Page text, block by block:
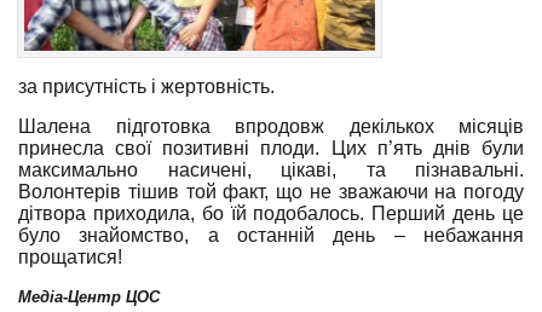
за присутність і жертовність.
Шалена підготовка впродовж декількох місяців
принесла свої позитивні плоди. Цих п’ять днів були
максимально насичені, цікаві, та пізнавальні.
Волонтерів тішив той факт, що не зважаючи на погоду
дітвора приходила, бо їй подобалось. Перший день це
було знайомство, а останній день – небажання
прощатися!
Медіа-Центр ЦОС